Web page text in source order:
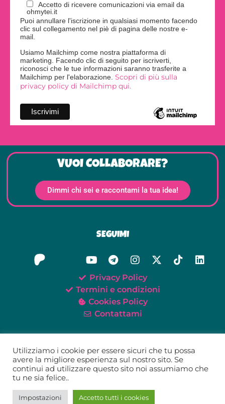
Accetto di ricevere comunicazioni via email da
ohmytei.it
Puoi annullare l'iscrizione in qualsiasi momento facendo
clic sul collegamento nel piè di pagina delle nostre e-
mail.
Usiamo Mailchimp come nostra piattaforma di
marketing. Facendo clic di seguito per iscriverti,
riconosci che le tue informazioni saranno trasferite a
Mailchimp per l'elaborazione. Scopri di più sulla
privacy policy di Mailchimp qui.
VUOI COLLABORARE?
Dimmi chi sei e raccontami la tua idea!
SEGUIMI
Privacy Policy
Termini e condizioni
Cookies Policy
Contattami
Tei Giunta – P.IVA 02579520418
Utilizziamo i cookie per essere sicuri che tu possa
avere la migliore esperienza sul nostro sito. Se
continui ad utilizzare questo sito noi assumiamo che
tu ne sia felice..
Impostazioni Accetto tutti i cookies